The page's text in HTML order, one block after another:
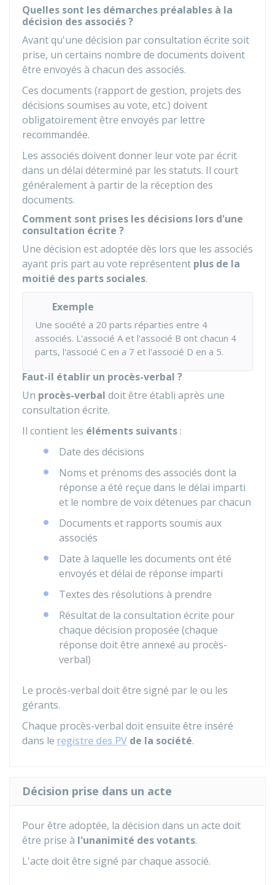
Quelles sont les démarches préalables à la
décision des associés ?
Avant qu'une décision par consultation écrite soit
prise, un certains nombre de documents doivent
être envoyés à chacun des associés.
Ces documents (rapport de gestion, projets des
décisions soumises au vote, etc.) doivent
obligatoirement être envoyés par lettre
recommandée.
Les associés doivent donner leur vote par écrit
dans un délai déterminé par les statuts. Il court
généralement à partir de la réception des
documents.
Comment sont prises les décisions lors d'une
consultation écrite ?
Une décision est adoptée dès lors que les associés
ayant pris part au vote représentent plus de la
moitié des parts sociales.
Exemple
Une société a 20 parts réparties entre 4
associés. L'associé A et l'associé B ont chacun 4
parts, l'associé C en a 7 et l'associé D en a 5.
Faut-il établir un procès-verbal ?
Un procès-verbal doit être établi après une
consultation écrite.
Il contient les éléments suivants :
Date des décisions
Noms et prénoms des associés dont la
réponse a été reçue dans le délai imparti
et le nombre de voix détenues par chacun
Documents et rapports soumis aux
associés
Date à laquelle les documents ont été
envoyés et délai de réponse imparti
Textes des résolutions à prendre
Résultat de la consultation écrite pour
chaque décision proposée (chaque
réponse doit être annexé au procès-
verbal)
Le procès-verbal doit être signé par le ou les
gérants.
Chaque procès-verbal doit ensuite être inséré
dans le registre des PV de la société.
Décision prise dans un acte
Pour être adoptée, la décision dans un acte doit
être prise à l'unanimité des votants.
L'acte doit être signé par chaque associé.